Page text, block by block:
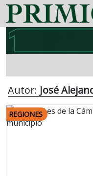
Autor: José
REGIONES